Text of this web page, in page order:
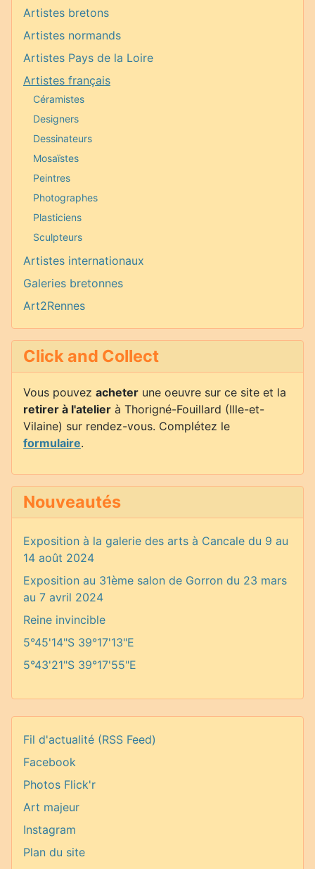
Artistes bretons
Artistes normands
Artistes Pays de la Loire
Artistes français
Céramistes
Designers
Dessinateurs
Mosaïstes
Peintres
Photographes
Plasticiens
Sculpteurs
Artistes internationaux
Galeries bretonnes
Art2Rennes
Click and Collect
Vous pouvez acheter une oeuvre sur ce site et la
retirer à l'atelier à Thorigné-Fouillard (Ille-et-
Vilaine) sur rendez-vous. Complétez le
formulaire.
Nouveautés
Exposition à la galerie des arts à Cancale du 9 au
14 août 2024
Exposition au 31ème salon de Gorron du 23 mars
au 7 avril 2024
Reine invincible
5°45'14"S 39°17'13"E
5°43'21"S 39°17'55"E
Fil d'actualité (RSS Feed)
Facebook
Photos Flick'r
Art majeur
Instagram
Plan du site